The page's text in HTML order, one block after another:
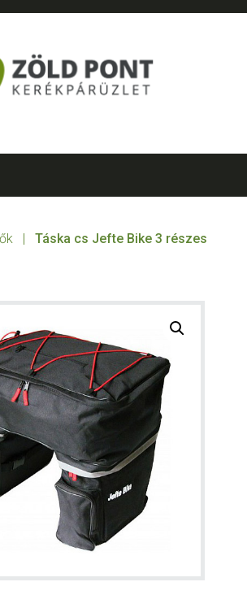
|
Táska cs Jefte Bike 3 részes